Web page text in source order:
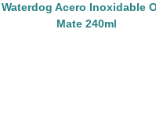
Waterdog Acero Inoxidable
Mate 240ml